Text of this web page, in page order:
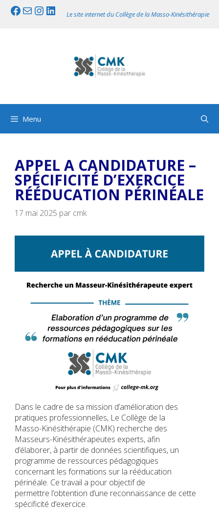
AllerFacebook
MailInstagram
LinkedIn
Le site internet du Collège de la Masso-Kinésithérapie
Menu
APPEL A CANDIDATURE –
SPÉCIFICITÉ D’EXERCICE
RÉÉDUCATION PÉRINÉALE
17 mai 2025 par cmk
Dans le cadre de sa mission d’amélioration des
pratiques professionnelles, Le Collège de la
Masso-Kinésithérapie (CMK) recherche des
Masseurs-Kinésithérapeutes experts, afin
d’élaborer, à partir de données scientifiques, un
programme de ressources pédagogiques
concernant les formations sur la rééducation
périnéale. Ce travail a pour objectif de
permettre l’obtention d’une reconnaissance de cette
spécificité d’exercice.